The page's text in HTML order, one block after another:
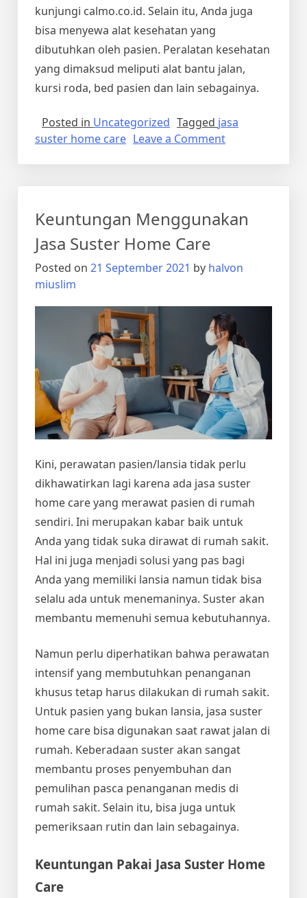
kunjungi calmo.co.id. Selain itu, Anda juga
bisa menyewa alat kesehatan yang
dibutuhkan oleh pasien. Peralatan kesehatan
yang dimaksud meliputi alat bantu jalan,
kursi roda, bed pasien dan lain sebagainya.
Posted in Uncategorized Tagged jasa
suster home care Leave a Commenton
Home
Alasannya!
Keuntungan Menggunakan
Jasa Suster Home Care
Posted on 21 September 2021 by halvon
miuslim
Kini, perawatan pasien/lansia tidak perlu
dikhawatirkan lagi karena ada jasa suster
home care yang merawat pasien di rumah
sendiri. Ini merupakan kabar baik untuk
Anda yang tidak suka dirawat di rumah sakit.
Hal ini juga menjadi solusi yang pas bagi
Anda yang memiliki lansia namun tidak bisa
selalu ada untuk menemaninya. Suster akan
membantu memenuhi semua kebutuhannya.
Namun perlu diperhatikan bahwa perawatan
intensif yang membutuhkan penanganan
khusus tetap harus dilakukan di rumah sakit.
Untuk pasien yang bukan lansia, jasa suster
home care bisa digunakan saat rawat jalan di
rumah. Keberadaan suster akan sangat
membantu proses penyembuhan dan
pemulihan pasca penanganan medis di
rumah sakit. Selain itu, bisa juga untuk
pemeriksaan rutin dan lain sebagainya.
Keuntungan Pakai Jasa Suster Home
Care